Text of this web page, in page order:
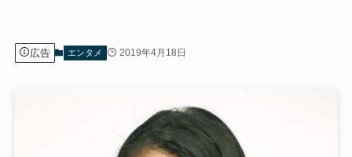
広告 エンタメ 2019年4月18日